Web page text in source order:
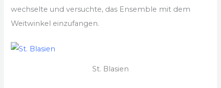
wechselte und versuchte, das Ensemble mit dem
Weitwinkel einzufangen.
St. Blasien